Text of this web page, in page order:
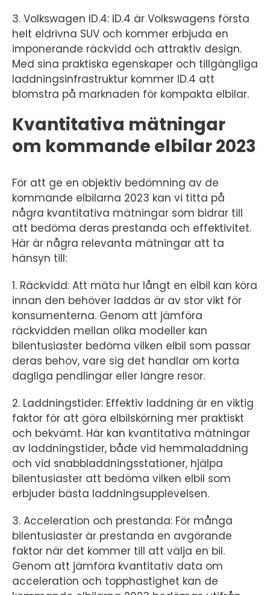
3. Volkswagen ID.4: ID.4 är Volkswagens första
helt eldrivna SUV och kommer erbjuda en
imponerande räckvidd och attraktiv design.
Med sina praktiska egenskaper och tillgängliga
laddningsinfrastruktur kommer ID.4 att
blomstra på marknaden för kompakta elbilar.
Kvantitativa mätningar
om kommande elbilar 2023
För att ge en objektiv bedömning av de
kommande elbilarna 2023 kan vi titta på
några kvantitativa mätningar som bidrar till
att bedöma deras prestanda och effektivitet.
Här är några relevanta mätningar att ta
hänsyn till:
1. Räckvidd: Att mäta hur långt en elbil kan köra
innan den behöver laddas är av stor vikt för
konsumenterna. Genom att jämföra
räckvidden mellan olika modeller kan
bilentusiaster bedöma vilken elbil som passar
deras behov, vare sig det handlar om korta
dagliga pendlingar eller längre resor.
2. Laddningstider: Effektiv laddning är en viktig
faktor för att göra elbilskörning mer praktiskt
och bekvämt. Här kan kvantitativa mätningar
av laddningstider, både vid hemmaladdning
och vid snabbladdningsstationer, hjälpa
bilentusiaster att bedöma vilken elbil som
erbjuder bästa laddningsupplevelsen.
3. Acceleration och prestanda: För många
bilentusiaster är prestanda en avgörande
faktor när det kommer till att välja en bil.
Genom att jämföra kvantitativ data om
acceleration och topphastighet kan de